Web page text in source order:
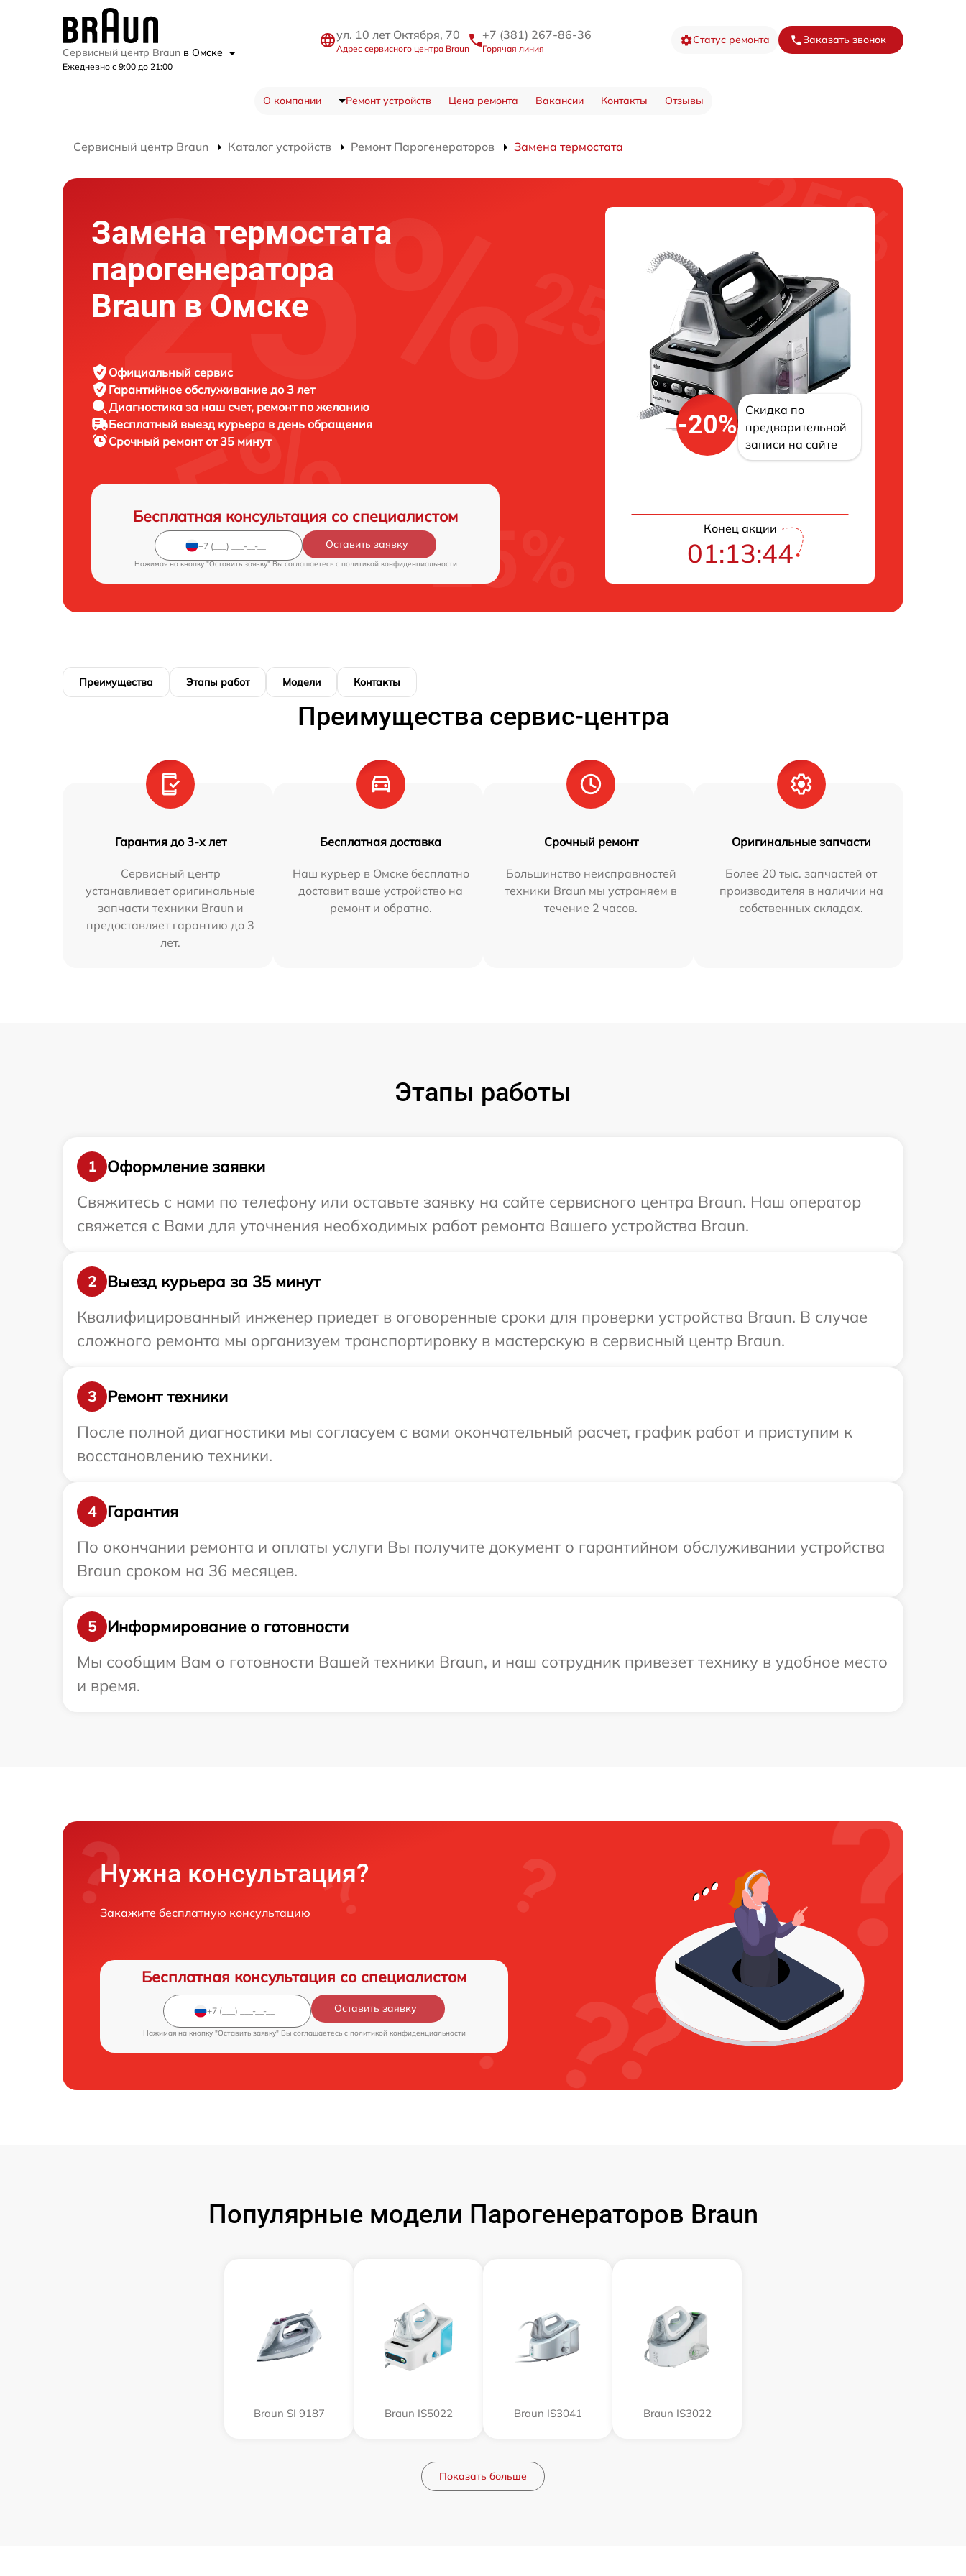
Сервисный центр Braun в Омске
Ежедневно с 9:00 до 21:00
ул. 10 лет Октября, 70
Адрес сервисного центра Braun
+7 (381) 267-86-36
Горячая линия
Статус ремонта Заказать звонок
О компании Ремонт устройств Цена ремонта Вакансии Контакты Отзывы
Сервисный центр Braun Каталог устройств Ремонт Парогенераторов Замена термостата
Замена термостата
парогенератора
Braun в Омске
Официальный сервис
Гарантийное обслуживание до 3 лет
Диагностика за наш счет, ремонт по желанию
Бесплатный выезд курьера в день обращения
Срочный ремонтот 35 минут
Бесплатная консультация со специалистом
Оставить заявку
Нажимая на кнопку "Оставить заявку" Вы соглашаетесь c политикой конфиденциальности
-20%
Скидка по
предварительной
записи на сайте
Конец акции
01:13:42
Преимущества Этапы работ Модели Контакты
Преимущества сервис-центра
Гарантия до 3-х лет
Сервисный центр
устанавливает оригинальные
запчасти техники Braun и
предоставляет гарантию до 3
лет.
Бесплатная доставка
Наш курьер в Омске бесплатно
доставит ваше устройство на
ремонт и обратно.
Срочный ремонт
Большинство неисправностей
техники Braun мы устраняем в
течение 2 часов.
Оригинальные запчасти
Более 20 тыс. запчастей от
производителя в наличии на
собственных складах.
Этапы работы
1
Оформление заявки
Свяжитесь с нами по телефону или оставьте заявку на сайте сервисного центра Braun. Наш оператор
свяжется с Вами для уточнения необходимых работ ремонта Вашего устройства Braun.
2
Выезд курьера за 35 минут
Квалифицированный инженер приедет в оговоренные сроки для проверки устройства Braun. В случае
сложного ремонта мы организуем транспортировку в мастерскую в сервисный центр Braun.
3
Ремонт техники
После полной диагностики мы согласуем с вами окончательный расчет, график работ и приступим к
восстановлению техники.
4
Гарантия
По окончании ремонта и оплаты услуги Вы получите документ о гарантийном обслуживании устройства
Braun сроком на 36 месяцев.
5
Информирование о готовности
Мы сообщим Вам о готовности Вашей техники Braun, и наш сотрудник привезет технику в удобное место
и время.
Нужна консультация?
Закажите бесплатную консультацию
Бесплатная консультация со специалистом
Оставить заявку
Нажимая на кнопку "Оставить заявку" Вы соглашаетесь c политикой конфиденциальности
Популярные модели Парогенераторов Braun
Braun SI 9187 Braun IS5022 Braun IS3041 Braun IS3022
Показать больше